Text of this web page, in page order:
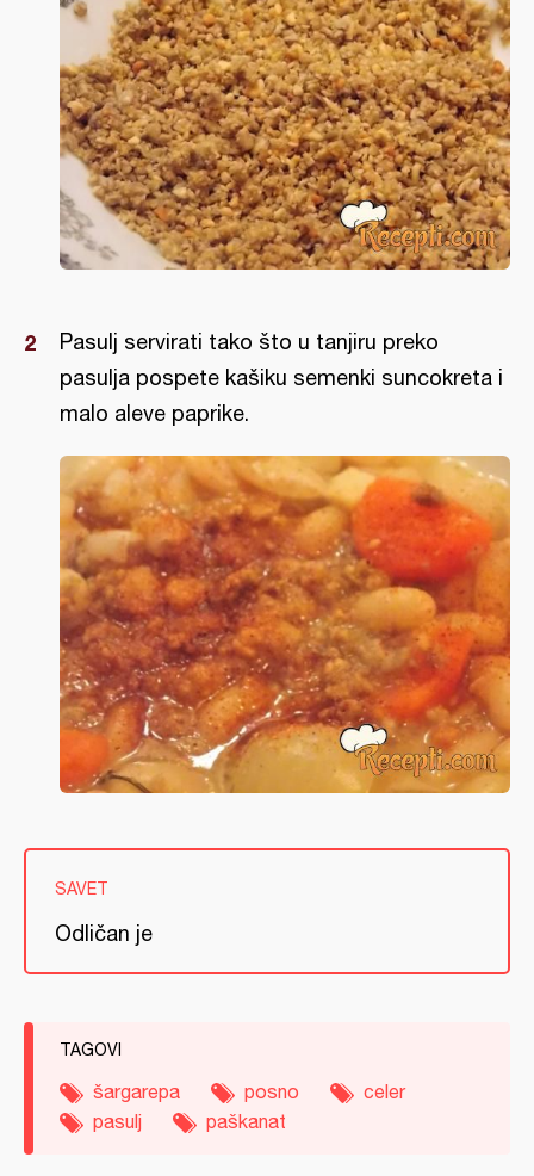
Pasulj servirati tako što u tanjiru preko
pasulja pospete kašiku semenki suncokreta i
malo aleve paprike.
SAVET
Odličan je
TAGOVI
šargarepa posno
celer
pasulj
paškanat